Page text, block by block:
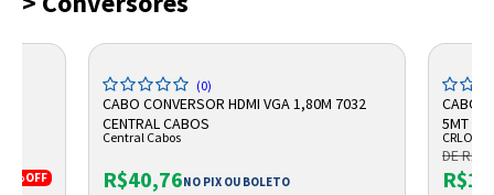
34%OFF
(0)
CABO CONVERSOR HDMI VGA 1,80M 7032
CENTRAL CABOS
Central Cabos
R$40,76NO PIX OU BOLETO
CABO
5MT
CRLO
DE R$